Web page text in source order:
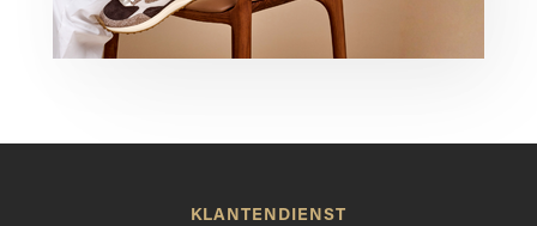
KLANTENDIENST